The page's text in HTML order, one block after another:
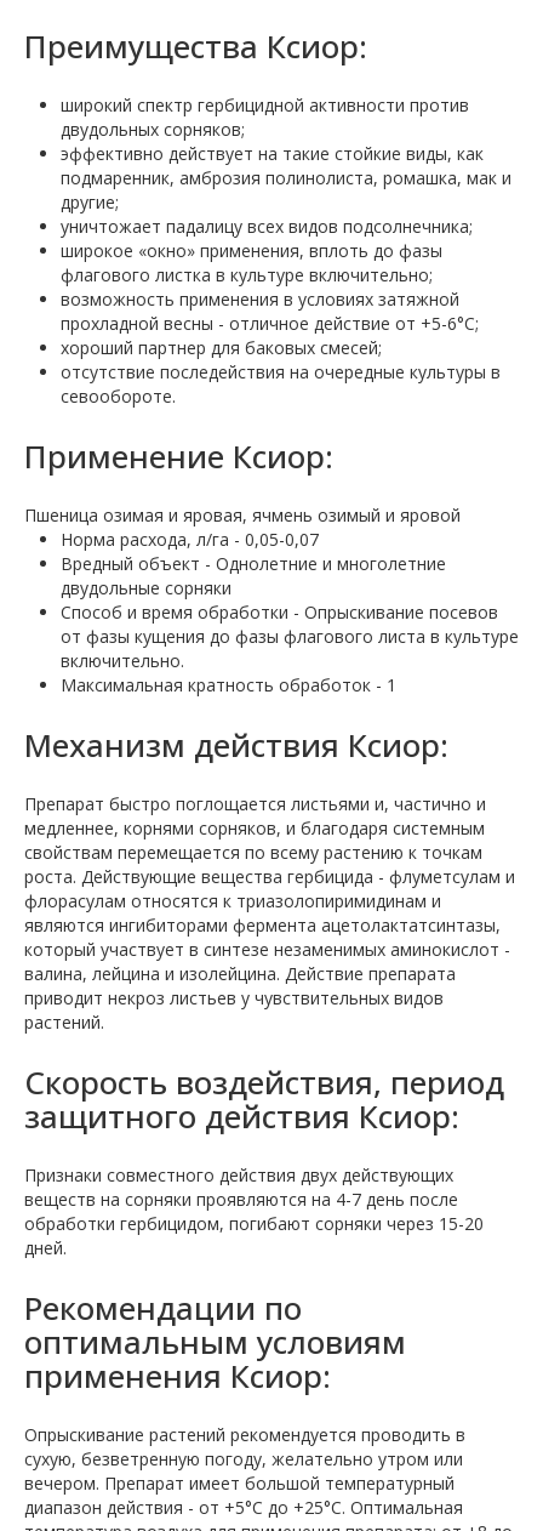
Преимущества Ксиор:
широкий спектр гербицидной активности против
двудольных сорняков;
эффективно действует на такие стойкие виды, как
подмаренник, амброзия полинолиста, ромашка, мак и
другие;
уничтожает падалицу всех видов подсолнечника;
широкое «окно» применения, вплоть до фазы
флагового листка в культуре включительно;
возможность применения в условиях затяжной
прохладной весны - отличное действие от +5-6°С;
хороший партнер для баковых смесей;
отсутствие последействия на очередные культуры в
севообороте.
Применение Ксиор:
Пшеница озимая и яровая, ячмень озимый и яровой
Норма расхода, л/га - 0,05-0,07
Вредный объект - Однолетние и многолетние
двудольные сорняки
Способ и время обработки - Опрыскивание посевов
от фазы кущения до фазы флагового листа в культуре
включительно.
Максимальная кратность обработок - 1
Механизм действия Ксиор:
Препарат быстро поглощается листьями и, частично и
медленнее, корнями сорняков, и благодаря системным
свойствам перемещается по всему растению к точкам
роста. Действующие вещества гербицида - флуметсулам и
флорасулам относятся к триазолопиримидинам и
являются ингибиторами фермента ацетолактатсинтазы,
который участвует в синтезе незаменимых аминокислот -
валина, лейцина и изолейцина. Действие препарата
приводит некроз листьев у чувствительных видов
растений.
Скорость воздействия, период
защитного действия Ксиор:
Признаки совместного действия двух действующих
веществ на сорняки проявляются на 4-7 день после
обработки гербицидом, погибают сорняки через 15-20
дней.
Рекомендации по
оптимальным условиям
применения Ксиор:
Опрыскивание растений рекомендуется проводить в
сухую, безветренную погоду, желательно утром или
вечером. Препарат имеет большой температурный
диапазон действия - от +5°С до +25°С. Оптимальная